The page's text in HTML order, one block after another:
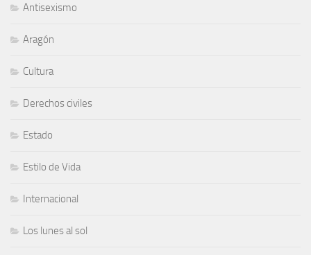
Antisexismo
Aragón
Cultura
Derechos civiles
Estado
Estilo de Vida
Internacional
Los lunes al sol